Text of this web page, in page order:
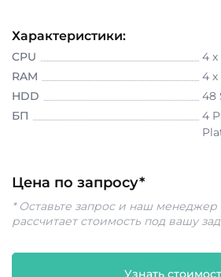
Характеристики:
CPU
4
RAM
4
HDD
48
БП
4
Цена по запросу*
* Оставьте запрос и наш менеджер
рассчитает стоимость под вашу
Узнать